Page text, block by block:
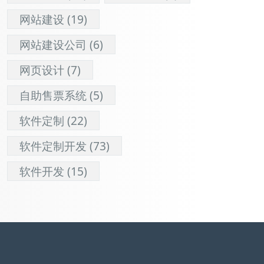
网站建设 (19)
网站建设公司 (6)
网页设计(7)
自助售票系统(5)
软件定制 (22)
软件定制开发 (73)
软件开发 (15)